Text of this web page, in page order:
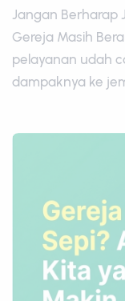
Jangan Berharap
Gereja Masih
pelayanan udah
dampaknya ke